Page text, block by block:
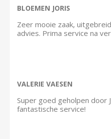
BLOEMEN JORIS
Zeer mooie zaak,
advies. Prima service na
VALERIE VAESEN
Super goed geholpen door
fantastische service!